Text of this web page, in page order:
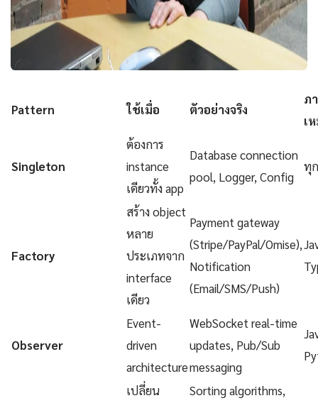
Pattern ใช้เมื่อ ตัวอย่างจริง
ภ
เ
Singleton
ต้องการ
instance
เดียวทั้ง app
Database connection
pool, Logger, Config
ทุ
Factory
สร้าง object
หลาย
ประเภทจาก
interface
เดียว
Payment gateway
(Stripe/PayPal/Omise),
Notification
(Email/SMS/Push)
Observer
Event-
driven
architecture
WebSocket real-time
updates, Pub/Sub
messaging
เปลี่ยน
Sorting algorithms,